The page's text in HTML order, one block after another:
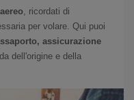
, ricordati di
per volare. Qui puoi
assicurazione
dell'origine e della